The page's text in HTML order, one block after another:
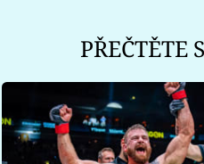
PŘEČTĚTE